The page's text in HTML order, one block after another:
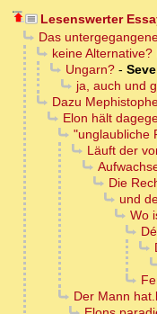
Lesenswerter
Das
keine
Ungarn?-
ja, auch und
Dazu
Elon hält
"unglaubliche
Läuft der
Die
und
Wo
Der Mann